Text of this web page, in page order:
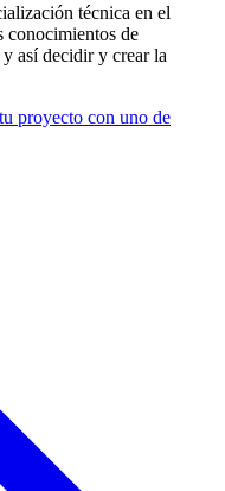
técnica en el
conocimientos de
así decidir y crear la
proyecto con uno de